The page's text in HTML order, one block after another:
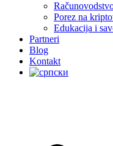
Porez na
Edukacija i
Partneri
Blog
Kontakt